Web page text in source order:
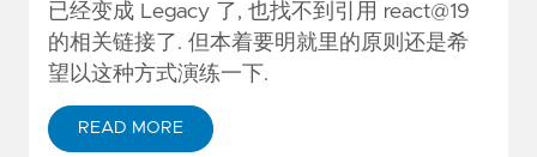
已经变成 Legacy 了, 也找不到引用 react@19
的相关链接了. 但本着要明就里的原则还是希
望以这种方式演练一下.
READ MORE